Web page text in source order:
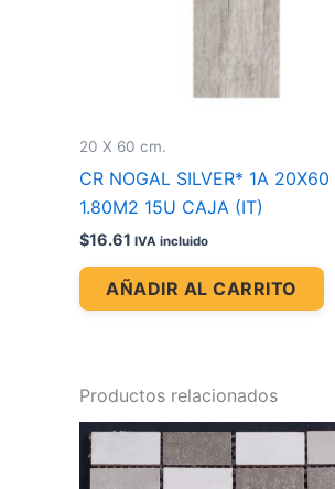
20 X 60 cm.
CR NOGAL SILVER* 1A 20X60
1.80M2 15U CAJA (IT)
$16.61 IVA incluido
AÑADIR AL CARRITO
Productos relacionados